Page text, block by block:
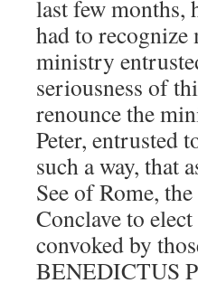
last few months,
had to
ministry
seriousness of
renounce the
Peter, entrusted
such a way, that
See of Rome,
Conclave to
convoked by
BENEDICTUS